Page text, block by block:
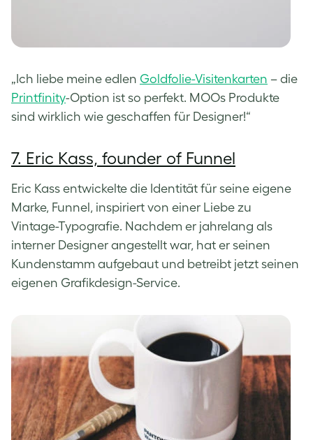
„Ich liebe meine edlen Goldfolie-Visitenkarten – die
Printfinity-Option ist so perfekt. MOOs Produkte
sind wirklich wie geschaffen für Designer!“
7. Eric Kass, founder of Funnel
Eric Kass entwickelte die Identität für seine eigene
Marke, Funnel, inspiriert von einer Liebe zu
Vintage-Typografie. Nachdem er jahrelang als
interner Designer angestellt war, hat er seinen
Kundenstamm aufgebaut und betreibt jetzt seinen
eigenen Grafikdesign-Service.